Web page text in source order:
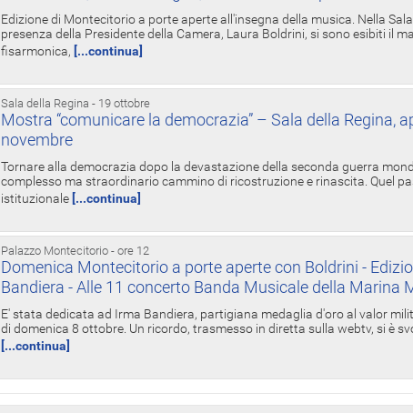
Edizione di Montecitorio a porte aperte all'insegna della musica. Nella
presenza della Presidente della Camera, Laura Boldrini, si sono esibiti il
fisarmonica, [...continua]
Sala della Regina - 19 ottobre
Mostra “comunicare la democrazia” – Sala della Regina,
novembre
Tornare alla democrazia dopo la devastazione della seconda guerra
complesso ma straordinario cammino di ricostruzione e rinascita. Quel
istituzionale [...continua]
Palazzo Montecitorio - ore 12
Domenica Montecitorio a porte aperte con Boldrini -
Bandiera - Alle 11 concerto Banda Musicale della Marina
E' stata dedicata ad Irma Bandiera, partigiana medaglia d'oro al valor
di domenica 8 ottobre. Un ricordo, trasmesso in diretta sulla webtv, si è
[...continua]